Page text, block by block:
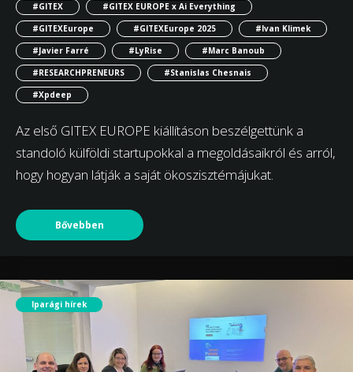
#GITEX
#GITEX EUROPE x Ai Everything
#GITEXEurope
#GITEXEurope 2025
#Ivan Klimek
#Javier Farré
#LyRise
#Marc Banoub
#RESEARCHPRENEURS
#Stanislas Chesnais
#Xpdeep
Az első GITEX EUROPE kiállításon beszélgettünk a
standoló külföldi startupokkal a megoldásaikról és arról,
hogy hogyan látják a saját ökoszisztémájukat.
Bővebben
Iparági hírek